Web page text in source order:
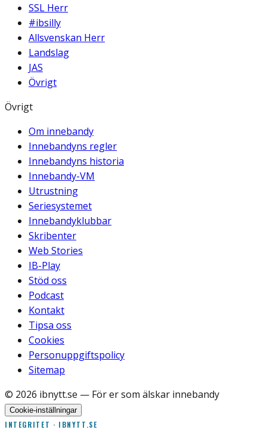
SSL Herr
#ibsilly
Allsvenskan Herr
Landslag
JAS
Övrigt
Övrigt
Om innebandy
Innebandyns regler
Innebandyns historia
Innebandy-VM
Utrustning
Seriesystemet
Innebandyklubbar
Skribenter
Web Stories
IB-Play
Stöd oss
Podcast
Kontakt
Tipsa oss
Cookies
Personuppgiftspolicy
Sitemap
© 2026 ibnytt.se — För er som älskar innebandy
Cookie-inställningar
INTEGRITET · IBNYTT.SE